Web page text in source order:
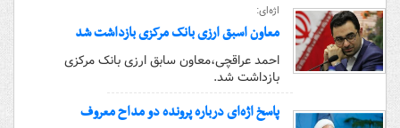
اژه‌ای:
معاون اسبق ارزی بانک مرکزی بازداشت شد
احمد عراقچی،‌معاون سابق ارزی بانک مرکزی
بازداشت شد.
پاسخ اژه‌ای درباره پرونده دو مداح معروف